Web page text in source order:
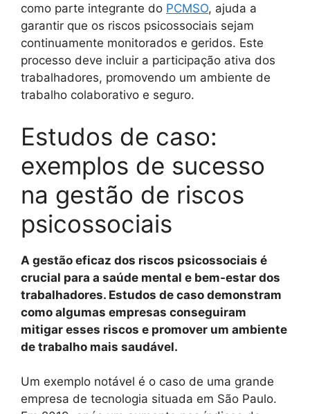
como parte integrante do PCMSO, ajuda a
garantir que os riscos psicossociais sejam
continuamente monitorados e geridos. Este
processo deve incluir a participação ativa dos
trabalhadores, promovendo um ambiente de
trabalho colaborativo e seguro.
Estudos de caso:
exemplos de sucesso
na gestão de riscos
psicossociais
A gestão eficaz dos riscos psicossociais é
crucial para a saúde mental e bem-estar dos
trabalhadores. Estudos de caso demonstram
como algumas empresas conseguiram
mitigar esses riscos e promover um ambiente
de trabalho mais saudável.
Um exemplo notável é o caso de uma grande
empresa de tecnologia situada em São Paulo.